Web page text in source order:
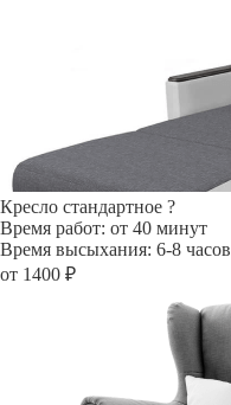
Кресло стандартное ?
Время работ: от 40 минут
Время высыхания: 6-8 часов
от 1400 ₽